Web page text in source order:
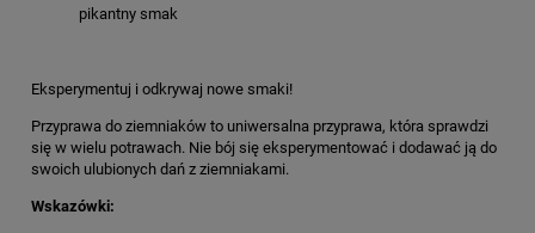
pikantny smak
Eksperymentuj i odkrywaj nowe smaki!
Przyprawa do ziemniaków to uniwersalna przyprawa, która sprawdzi
się w wielu potrawach. Nie bój się eksperymentować i dodawać ją do
swoich ulubionych dań z ziemniakami.
Wskazówki: